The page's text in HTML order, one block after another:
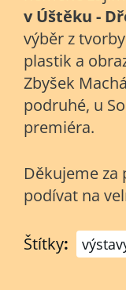
v Úštěku -
výběr z
plastik a
Zbyšek
podruhé, u
premiéra.
Děkujeme za
podívat na
Štítky: